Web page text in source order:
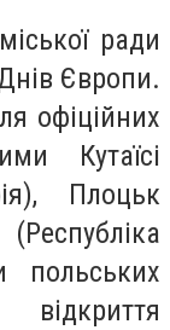
ради
Європи.
офіційних
Кутаїсі
Плоцьк
польських